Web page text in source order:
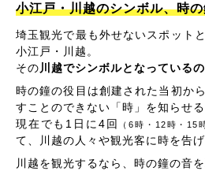
小江戸・川越のシンボル、時
埼玉観光で最も外せないスポット
小江戸・川越。
その川越でシンボルとなっている
時の鐘の役目は創建された当初か
すことのできない「時」を知らせる
現在でも1日に4回
（6時・12時・15
て、川越の人々や観光客に時を告げ
川越を観光するなら、時の鐘の音